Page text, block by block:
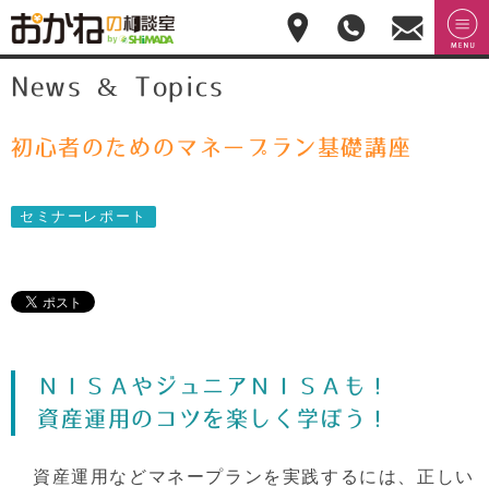
おかねの相談室 by
嶋田商事
せ
028-
News & Topics
初心者のためのマネープラン基礎講座
セミナーレポート
ＮＩＳＡやジュニアＮＩＳＡも！
資産運用のコツを楽しく学ぼう！
資産運用などマネープランを実践するには、正しい